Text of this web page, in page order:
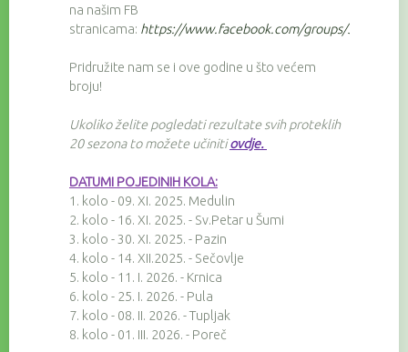
na našim FB
stranicama: https://www.facebook.com/groups/
Pridružite nam se i ove godine u što većem
broju!
Ukoliko želite pogledati rezultate svih proteklih
20 sezona to možete učinitiovdje.
DATUMI POJEDINIH KOLA:
1. kolo - 09. XI. 2025. Medulin
2. kolo - 16. XI. 2025. - Sv.Petar u Šumi
3. kolo - 30. XI. 2025. - Pazin
4. kolo - 14. XII.2025. - Sečovlje
5. kolo - 11. I. 2026. - Krnica
6. kolo - 25. I. 2026. - Pula
7. kolo - 08. II. 2026. - Tupljak
8. kolo - 01. III. 2026. - Poreč